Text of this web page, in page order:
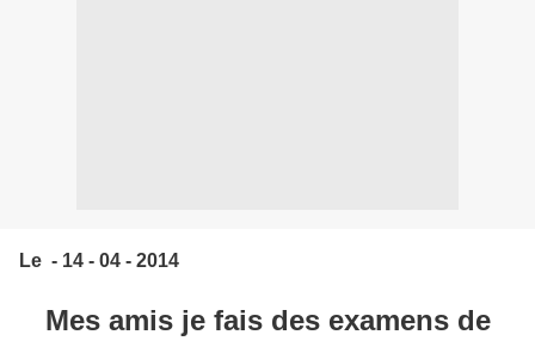
Le - 14 - 04 - 2014
Mes amis je fais des examens de